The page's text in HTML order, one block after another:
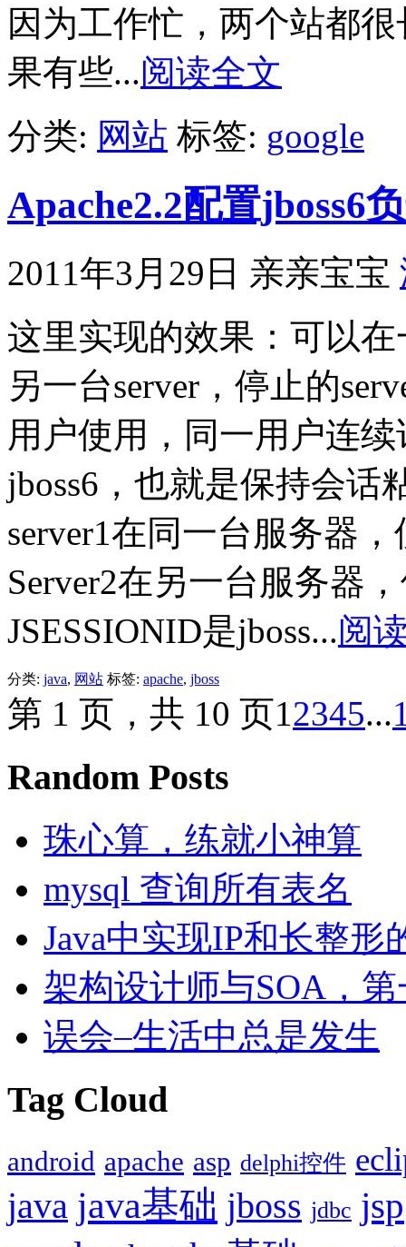
因为工作忙，两个站都
果有些...阅读全文
分类: 网站 标签: google
Apache2.2配置jboss6
2011年3月29日 亲亲宝宝
这里实现的效果：可以
另一台server，停止的
用户使用，同一用户连
jboss6，也就是保持会话
server1在同一台服务器
Server2在另一台服务器
JSESSIONID是jboss...阅
分类: java, 网站 标签: apache, jboss
第 1 页，共 10 页12345...
Random Posts
珠心算，练就小神算
mysql 查询所有表名
Java中实现IP和长整形
架构设计师与SOA，
误会–生活中总是发生
Tag Cloud
android apache asp delphi控件
java java基础 jboss jdbc jsp